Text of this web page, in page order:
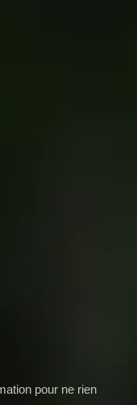
pour ne rien